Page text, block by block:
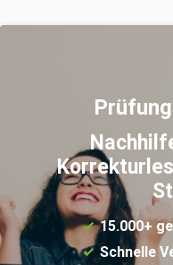
15.000+
Schnelle